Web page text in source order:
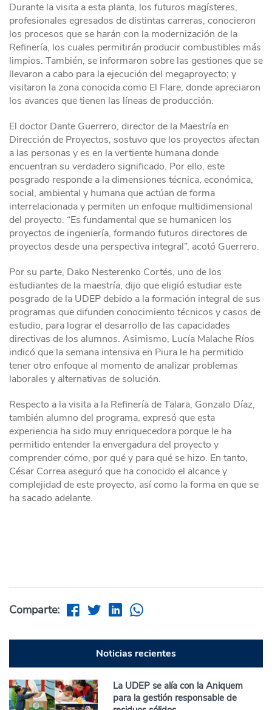
Durante la visita a esta planta, los futuros magísteres,
profesionales egresados de distintas carreras, conocieron
los procesos que se harán con la modernización de la
Refinería, los cuales permitirán producir combustibles más
limpios. También, se informaron sobre las gestiones que se
llevaron a cabo para la ejecución del megaproyecto; y
visitaron la zona conocida como El Flare, donde apreciaron
los avances que tienen las líneas de producción.
El doctor Dante Guerrero, director de la Maestría en
Dirección de Proyectos, sostuvo que los proyectos afectan
a las personas y es en la vertiente humana donde
encuentran su verdadero significado. Por ello, este
posgrado responde a la dimensiones técnica, económica,
social, ambiental y humana que actúan de forma
interrelacionada y permiten un enfoque multidimensional
del proyecto. “Es fundamental que se humanicen los
proyectos de ingeniería, formando futuros directores de
proyectos desde una perspectiva integral”, acotó Guerrero.
Por su parte, Dako Nesterenko Cortés, uno de los
estudiantes de la maestría, dijo que eligió estudiar este
posgrado de la UDEP debido a la formación integral de sus
programas que difunden conocimiento técnicos y casos de
estudio, para lograr el desarrollo de las capacidades
directivas de los alumnos. Asimismo, Lucía Malache Ríos
indicó que la semana intensiva en Piura le ha permitido
tener otro enfoque al momento de analizar problemas
laborales y alternativas de solución.
Respecto a la visita a la Refinería de Talara, Gonzalo Díaz,
también alumno del programa, expresó que esta
experiencia ha sido muy enriquecedora porque le ha
permitido entender la envergadura del proyecto y
comprender cómo, por qué y para qué se hizo. En tanto,
César Correa aseguró que ha conocido el alcance y
complejidad de este proyecto, así como la forma en que se
ha sacado adelante.
Comparte:
Noticias recientes
La UDEP se alía con la Aniquem
para la gestión responsable de